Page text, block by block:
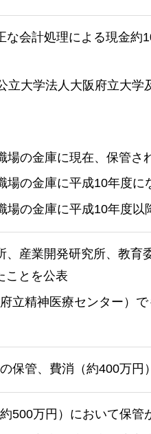
会計処理による現金約
大学法人大阪府立大
の金庫に現在、保管さ
の金庫に平成10年度に
の金庫に平成10年度以
産業開発研究所、教育
ことを公表
立精神医療センター）
保管、費消（約400万円
500万円）において保管